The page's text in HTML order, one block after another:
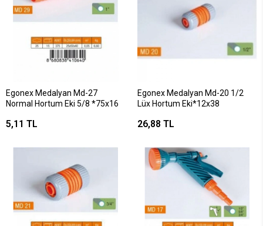
Egonex Medalyan Md-27
Normal Hortum Eki 5/8 *75x16
5,11 TL
Egonex Medalyan Md-20 1/2
Lüx Hortum Eki*12x38
26,88 TL